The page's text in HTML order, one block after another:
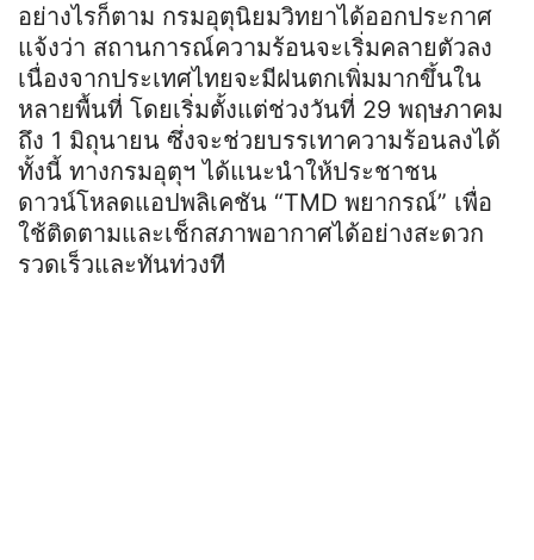
อย่างไรก็ตาม กรมอุตุนิยมวิทยาได้ออกประกาศ
แจ้งว่า สถานการณ์ความร้อนจะเริ่มคลายตัวลง
เนื่องจากประเทศไทยจะมีฝนตกเพิ่มมากขึ้นใน
หลายพื้นที่ โดยเริ่มตั้งแต่ช่วงวันที่ 29 พฤษภาคม
ถึง 1 มิถุนายน ซึ่งจะช่วยบรรเทาความร้อนลงได้
ทั้งนี้ ทางกรมอุตุฯ ได้แนะนำให้ประชาชน
ดาวน์โหลดแอปพลิเคชัน “TMD พยากรณ์” เพื่อ
ใช้ติดตามและเช็กสภาพอากาศได้อย่างสะดวก
รวดเร็วและทันท่วงที